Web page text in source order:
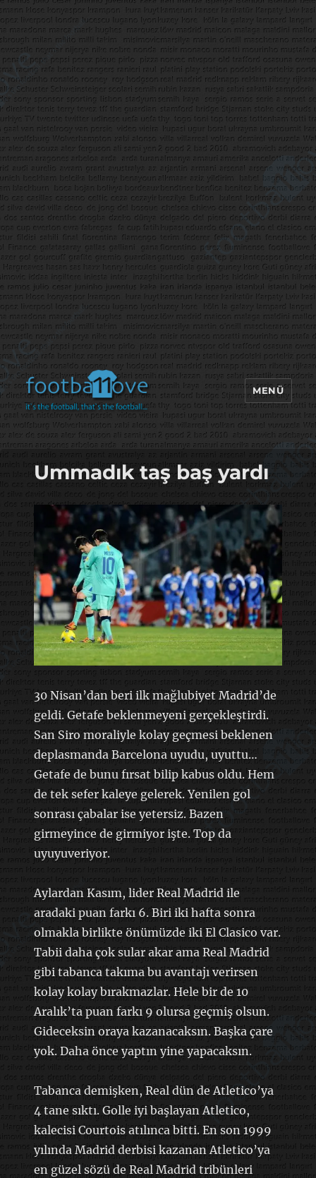
footbaLLove
MENÜ
Ummadık taş baş yardı
30 Nisan’dan beri ilk mağlubiyet Madrid’de
geldi. Getafe beklenmeyeni gerçekleştirdi.
San Siro moraliyle kolay geçmesi beklenen
deplasmanda Barcelona uyudu, uyuttu…
Getafe de bunu fırsat bilip kabus oldu. Hem
de tek sefer kaleye gelerek. Yenilen gol
sonrası çabalar ise yetersiz. Bazen
girmeyince de girmiyor işte. Top da
uyuyuveriyor.
Aylardan Kasım, lider Real Madrid ile
aradaki puan farkı 6. Biri iki hafta sonra
olmakla birlikte önümüzde iki El Clasico var.
Tabii daha çok sular akar ama Real Madrid
gibi tabanca takıma bu avantajı verirsen
kolay kolay bırakmazlar. Hele bir de 10
Aralık’ta puan farkı 9 olursa geçmiş olsun.
Gideceksin oraya kazanacaksın. Başka çare
yok. Daha önce yaptın yine yapacaksın.
Tabanca demişken, Real dün de Atletico’ya
4 tane sıktı. Golle iyi başlayan Atletico,
kalecisi Courtois atılınca bitti. En son 1999
yılında Madrid derbisi kazanan Atletico’ya
en güzel sözü de Real Madrid tribünleri